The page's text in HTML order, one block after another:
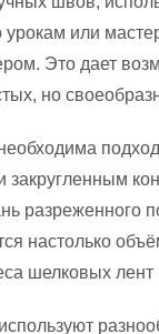
или
Это дает
но
закругленным
разреженного
настолько
шелковых